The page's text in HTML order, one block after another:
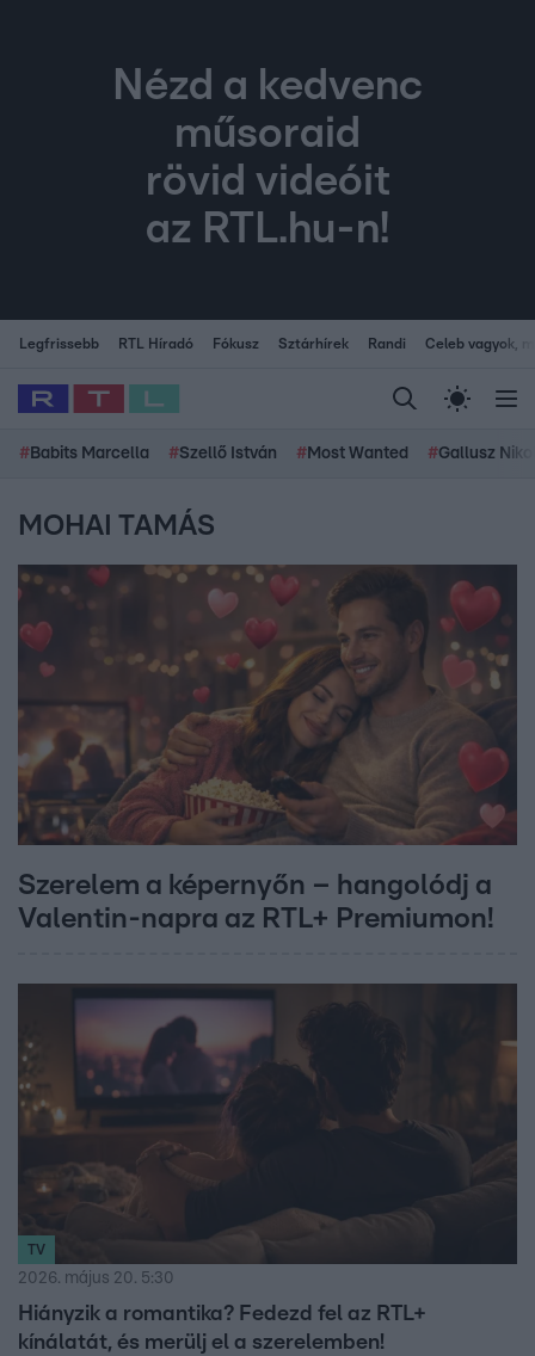
Nézd a kedvenc
műsoraid
rövid videóit
az RTL.hu-n!
Legfrissebb RTL Híradó Fókusz Sztárhírek Randi Celeb vagyok,
# Babits Marcella #Szellő István # Most Wanted #Gallusz
MOHAI TAMÁS
Szerelem a képernyőn – hangolódj a
Valentin-napra az RTL+ Premiumon!
TV
2026. május 20. 5:30
Hiányzik a romantika? Fedezd fel az RTL+
kínálatát, és merülj el a szerelemben!